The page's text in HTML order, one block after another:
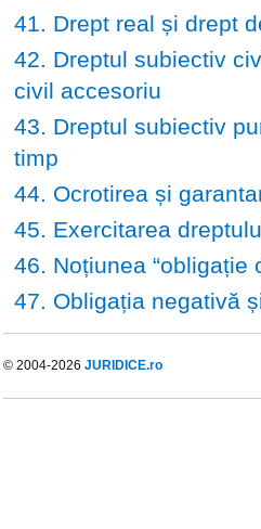
41. Drept real și drept
42. Dreptul subiectiv
civil accesoriu
43. Dreptul subiectiv
timp
44. Ocrotirea și
45. Exercitarea
46. Noțiunea “obligație
47. Obligația negativă
© 2004-2026 JURIDICE.ro